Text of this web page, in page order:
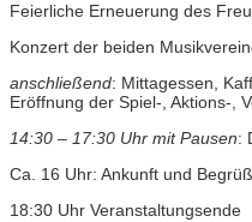
Feierliche Erneuerung des
Konzert der beiden
anschließend: Mittagessen,
Eröffnung der Spiel-, Aktions-,
14:30 – 17:30 Uhr mit Pausen:
Ca. 16 Uhr: Ankunft und
18:30 Uhr Veranstaltungsende